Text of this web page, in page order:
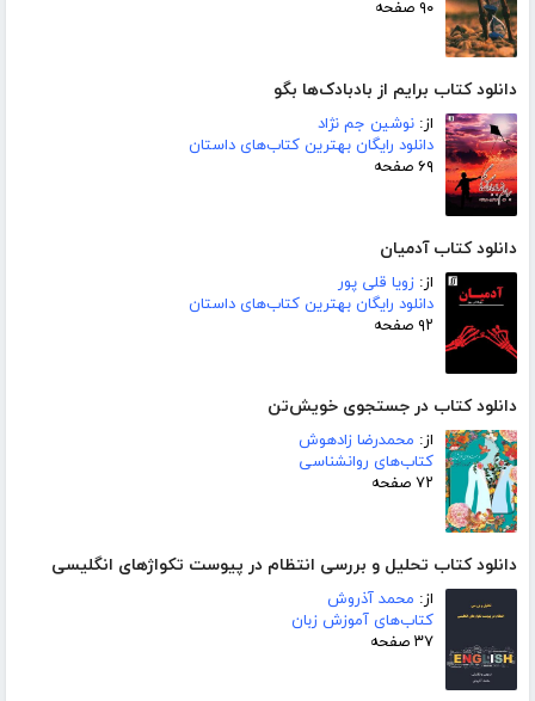
۹۰ صفحه
دانلود کتاب برایم از بادبادک‌ها بگو
از: نوشین جم نژاد
دانلود رایگان بهترین کتاب‌های داستان
۶۹ صفحه
دانلود کتاب آدمیان
از: زویا قلی پور
دانلود رایگان بهترین کتاب‌های داستان
۹۲ صفحه
دانلود کتاب در جستجوی خویش‌تن
از: محمدرضا زادهوش
کتاب‌های روانشناسی
۷۲ صفحه
دانلود کتاب تحلیل و بررسی انتظام در پیوست تکواژهای انگلیسی
از: محمد آذروش
کتاب‌های آموزش زبان
۳۷ صفحه